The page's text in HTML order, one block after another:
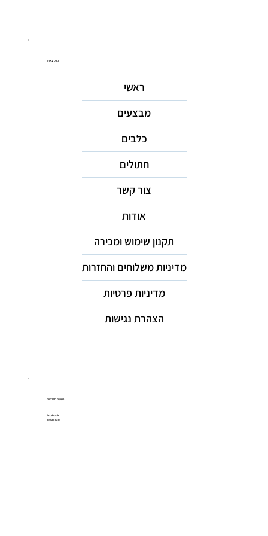
ניווט באתר
ראשי
מבצעים
כלבים
חתולים
צור קשר
אודות
תקנון שימוש ומכירה
מדיניות משלוחים והחזרות
מדיניות פרטיות
הצהרת נגישות
רשתות חברתיות
Facebook
Instagram